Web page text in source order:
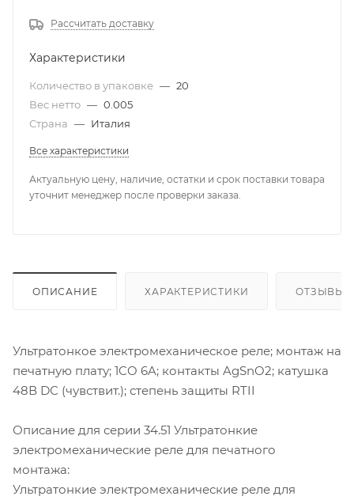
Рассчитать доставку
Характеристики
Количество в упаковке — 20
Вес нетто — 0.005
Страна — Италия
Все характеристики
Актуальную цену, наличие, остатки и срок поставки товара
уточнит менеджер после проверки заказа.
ОПИСАНИЕ ХАРАКТЕРИСТИКИ ОТЗЫВЫ
Ультратонкое электромеханическое реле; монтаж на
печатную плату; 1CO 6A; контакты AgSnO2; катушка
48В DC (чувствит.); степень защиты RTII
Описание для серии 34.51 Ультратонкие
электромеханические реле для печатного
монтажа:
Ультратонкие электромеханические реле для